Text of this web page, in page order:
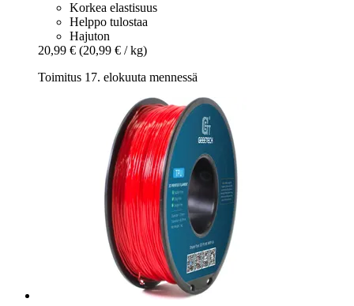
Korkea elastisuus
Helppo tulostaa
Hajuton
20,99 € (20,99 € / kg)
Toimitus 17. elokuuta mennessä